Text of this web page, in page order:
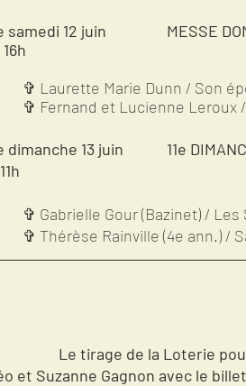
Le samedi 12
16h
✞ Laurette Marie Dunn / Son
✞ Fernand et Lucienne Leroux
Le dimanche 13
11h
✞ Gabrielle Gour (Bazinet) /
✞ Thérèse Rainville (4e ann.) /
Le tirage de la Loterie
et Suzanne Gagnon avec le billet